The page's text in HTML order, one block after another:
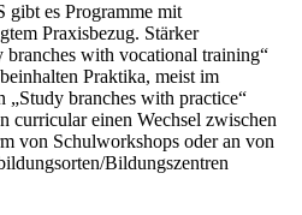
gibt es Programme mit
Praxisbezug. Stärker
branches with vocational training“
Praktika, meist im
„Study branches with practice“
curricular einen Wechsel zwischen
von Schulworkshops oder an von
Bildungszentren